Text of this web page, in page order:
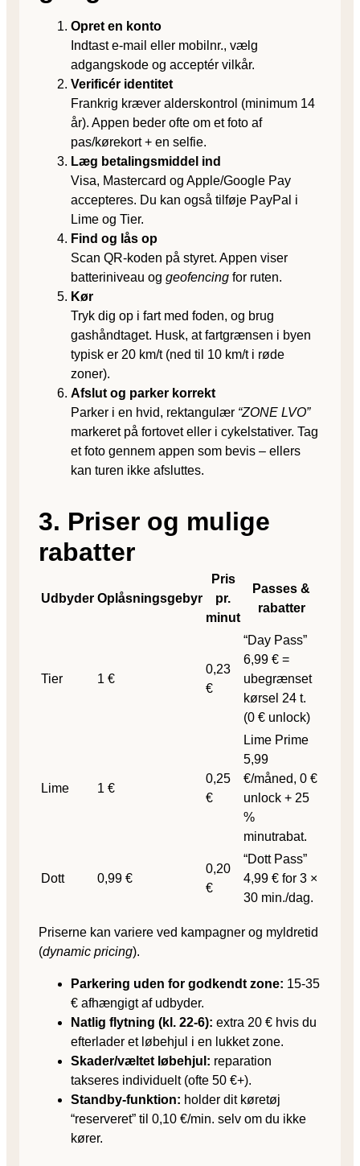
Opret en konto
Indtast e-mail eller mobilnr., vælg
adgangskode og acceptér vilkår.
Verificér identitet
Frankrig kræver alderskontrol (minimum 14
år). Appen beder ofte om et foto af
pas/kørekort + en selfie.
Læg betalings­middel ind
Visa, Mastercard og Apple/Google Pay
accepteres. Du kan også tilføje PayPal i
Lime og Tier.
Find og lås op
Scan QR-koden på styret. Appen viser
batteriniveau og geofencing for ruten.
Kør
Tryk dig op i fart med foden, og brug
gashåndtaget. Husk, at fartgrænsen i byen
typisk er 20 km/t (ned til 10 km/t i røde
zoner).
Afslut og parker korrekt
Parker i en hvid, rektangulær “ZONE LVO”
markeret på fortovet eller i cykelstativer. Tag
et foto gennem appen som bevis – ellers
kan turen ikke afsluttes.
3. Priser og mulige
rabatter
Udbyder Oplåsningsgebyr
Pris
pr.
minut
Passes &
rabatter
Tier 1 €
0,23
€
“Day Pass”
6,99 € =
ubegrænset
kørsel 24 t.
(0 € unlock)
Lime 1 €
0,25
€
Lime Prime
5,99
€/måned, 0 €
unlock + 25
%
minutrabat.
Dott 0,99 €
0,20
€
“Dott Pass”
4,99 € for 3 ×
30 min./dag.
Priserne kan variere ved kampagner og myldretid
(dynamic pricing).
Parkering uden for godkendt zone: 15-35
€ afhængigt af udbyder.
Natlig flytning (kl. 22-6): extra 20 € hvis du
efterlader et løbehjul i en lukket zone.
Skader/væltet løbehjul: reparation
takseres individuelt (ofte 50 €+).
Standby-funktion: holder dit køretøj
“reserveret” til 0,10 €/min. selv om du ikke
kører.